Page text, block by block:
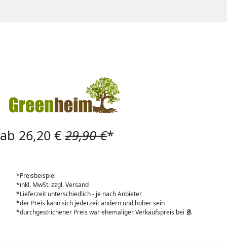
ab 26,20 € 29,90 €*
*Preisbeispiel
*inkl. MwSt. zzgl. Versand
*Lieferzeit unterschiedlich - je nach Anbieter
*der Preis kann sich jederzeit ändern und höher sein
*durchgestrichener Preis war ehemaliger Verkaufspreis bei